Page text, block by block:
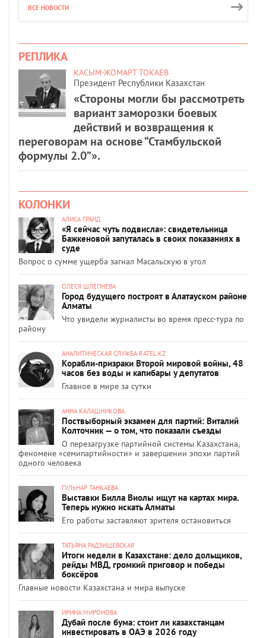
ВСЕ НОВОСТИ
РЕПЛИКА
КАСЫМ-ЖОМАРТ ТОКАЕВ
Президент Республики Казахстан
«Стороны могли бы рассмотреть
вариант заморозки боевых
действий и возвращения к
переговорам на основе “Стамбульской
формулы 2.0”».
КОЛОНКИ
АЛИСА ГРАНД
«Я сейчас чуть подвисла»: свидетельница
Бажкеновой запуталась в своих показаниях в
суде
Вопрос о сумме ущерба загнал Масальскую в угол
ОЛЕСЯ ШЛЕПНЕВА
Город будущего построят в Алатауском районе
Алматы
Что увидели журналисты во время пресс-тура по
району
АНАЛИТИЧЕСКАЯ СЛУЖБА RATEL.KZ
Корабли-призраки Второй мировой войны, 48
часов без воды и капибары у депутатов
Главное в мире за сутки
АННА КАЛАШНИКОВА
Поствыборный экзамен для партий: Виталий
Колточник — о том, что показали съезды
О перезагрузке партийной системы Казахстана,
феномене «семипартийности» и завершении эпохи партий
одного человека
ГУЛЬНАР ТАНКАЕВА
Выставки Билла Виолы ищут на картах мира.
Теперь нужно искать Алматы
Его работы заставляют зрителя остановиться
ТАТЬЯНА РАДЗИШЕВСКАЯ
Итоги недели в Казахстане: дело дольщиков,
рейды МВД, громкий приговор и победы
боксёров
Главные новости Казахстана и мира выпуске
ИРИНА МИРОНОВА
Дубай после бума: стоит ли казахстанцам
инвестировать в ОАЭ в 2026 году